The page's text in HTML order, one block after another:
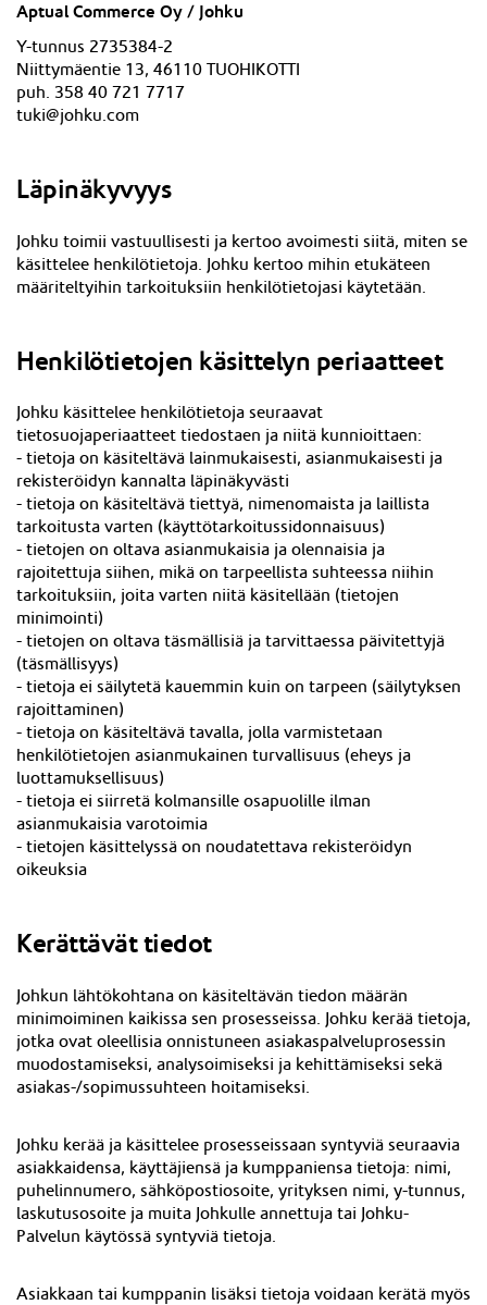
Aptual Commerce Oy / Johku
Y-tunnus 2735384-2
Niittymäentie 13, 46110 TUOHIKOTTI
puh. 358 40 721 7717
tuki@johku.com
Läpinäkyvyys
Johku toimii vastuullisesti ja kertoo avoimesti siitä, miten se
käsittelee henkilötietoja. Johku kertoo mihin etukäteen
määriteltyihin tarkoituksiin henkilötietojasi käytetään.
Henkilötietojen käsittelyn periaatteet
Johku käsittelee henkilötietoja seuraavat
tietosuojaperiaatteet tiedostaen ja niitä kunnioittaen:
- tietoja on käsiteltävä lainmukaisesti, asianmukaisesti ja
rekisteröidyn kannalta läpinäkyvästi
- tietoja on käsiteltävä tiettyä, nimenomaista ja laillista
tarkoitusta varten (käyttötarkoitussidonnaisuus)
- tietojen on oltava asianmukaisia ja olennaisia ja
rajoitettuja siihen, mikä on tarpeellista suhteessa niihin
tarkoituksiin, joita varten niitä käsitellään (tietojen
minimointi)
- tietojen on oltava täsmällisiä ja tarvittaessa päivitettyjä
(täsmällisyys)
- tietoja ei säilytetä kauemmin kuin on tarpeen (säilytyksen
rajoittaminen)
- tietoja on käsiteltävä tavalla, jolla varmistetaan
henkilötietojen asianmukainen turvallisuus (eheys ja
luottamuksellisuus)
- tietoja ei siirretä kolmansille osapuolille ilman
asianmukaisia varotoimia
- tietojen käsittelyssä on noudatettava rekisteröidyn
oikeuksia
Kerättävät tiedot
Johkun lähtökohtana on käsiteltävän tiedon määrän
minimoiminen kaikissa sen prosesseissa. Johku kerää tietoja,
jotka ovat oleellisia onnistuneen asiakaspalveluprosessin
muodostamiseksi, analysoimiseksi ja kehittämiseksi sekä
asiakas-/sopimussuhteen hoitamiseksi.
Johku kerää ja käsittelee prosesseissaan syntyviä seuraavia
asiakkaidensa, käyttäjiensä ja kumppaniensa tietoja: nimi,
puhelinnumero, sähköpostiosoite, yrityksen nimi, y-tunnus,
laskutusosoite ja muita Johkulle annettuja tai Johku-
Palvelun käytössä syntyviä tietoja.
Asiakkaan tai kumppanin lisäksi tietoja voidaan kerätä myös